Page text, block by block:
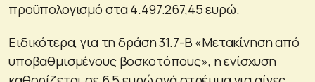
προϋπολογισμό στα 4.497.267,45 ευρώ.
Ειδικότερα, για τη δράση 31.7-Β «Μετακίνηση από
υποβαθμισμένους βοσκοτόπους», η ενίσχυση